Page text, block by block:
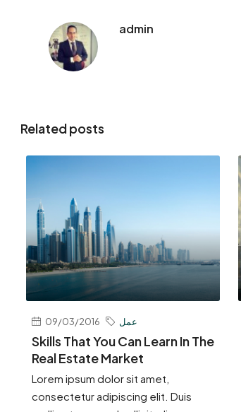
admin
Related posts
09/03/2016 عمل
Skills That You Can Learn In The
Real Estate Market
Lorem ipsum dolor sit amet,
consectetur adipiscing elit. Duis